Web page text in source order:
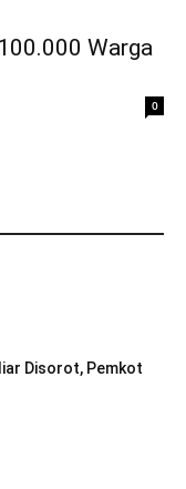
Warga
0
Disorot, Pemkot